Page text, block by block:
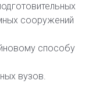
сооружений
способу
вузов.